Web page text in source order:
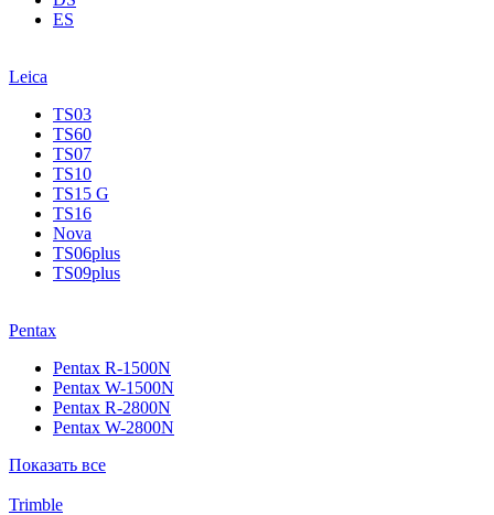
ES
Leica
TS03
TS60
TS07
TS10
TS15 G
TS16
Nova
TS06plus
TS09plus
Pentax
Pentax R-1500N
Pentax W-1500N
Pentax R-2800N
Pentax W-2800N
Показать все
Trimble